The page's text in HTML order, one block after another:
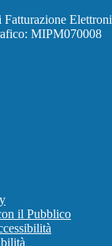
MIPM070008
il Pubblico